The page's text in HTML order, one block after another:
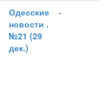
Одесские
новости .
№21 (29
дек.)
-